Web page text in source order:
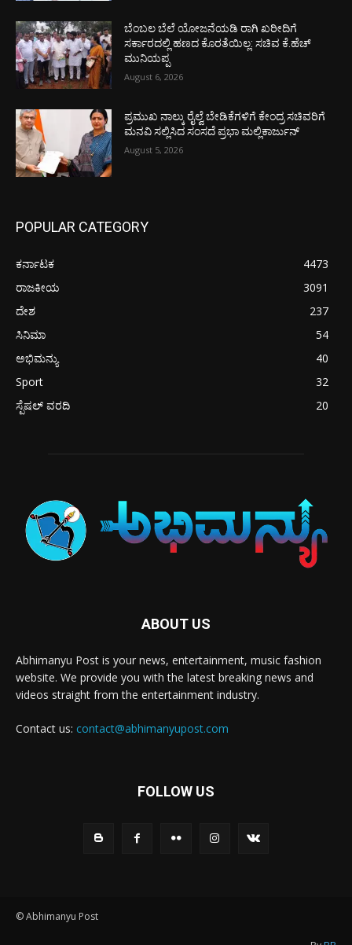
ಬೆಂಬಲ ಬೆಲೆ ಯೋಜನೆಯಡಿ ರಾಗಿ ಖರೀದಿಗೆ
ಸರ್ಕಾರದಲ್ಲಿ ಹಣದ ಕೊರತೆಯಿಲ್ಲ: ಸಚಿವ ಕೆ.ಹೆಚ್
ಮುನಿಯಪ್ಪ
August 6, 2026
ಪ್ರಮುಖ ನಾಲ್ಕು ರೈಲ್ವೆ ಬೇಡಿಕೆಗಳಿಗೆ ಕೇಂದ್ರ ಸಚಿವರಿಗೆ
ಮನವಿ ಸಲ್ಲಿಸಿದ ಸಂಸದೆ ಪ್ರಭಾ ಮಲ್ಲಿಕಾರ್ಜುನ್
August 5, 2026
POPULAR CATEGORY
ಕರ್ನಾಟಕ
4473
ರಾಜಕೀಯ
3091
ದೇಶ
237
ಸಿನಿಮಾ
54
ಅಭಿಮನ್ಯು
40
Sport
32
ಸ್ಪೆಷಲ್ ವರದಿ
20
ABOUT US
Abhimanyu Post is your news, entertainment, music fashion
website. We provide you with the latest breaking news and
videos straight from the entertainment industry.
Contact us: contact@abhimanyupost.com
FOLLOW US
© Abhimanyu Post